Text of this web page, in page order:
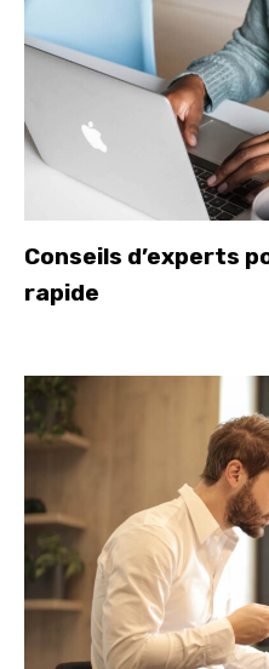
Conseils d’experts
rapide